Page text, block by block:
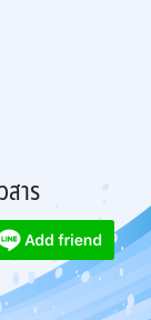
สาร